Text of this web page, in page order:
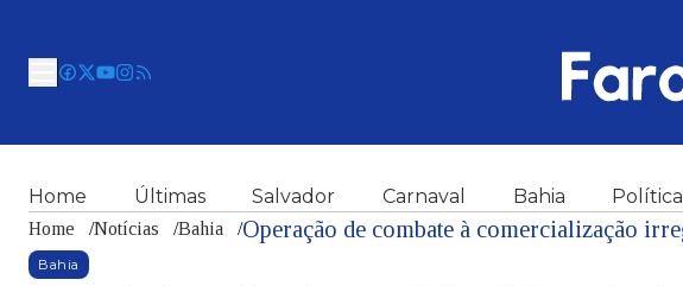
Home Últimas Salvador Carnaval Bahia Política
Home /Notícias /Bahia /
Bahia